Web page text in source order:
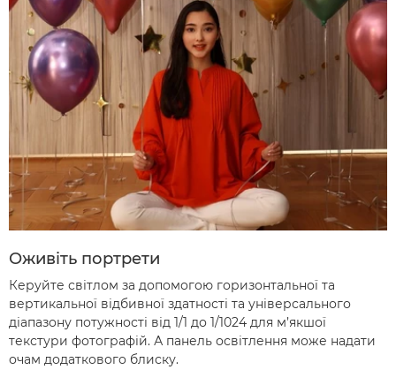
Оживіть портрети
Керуйте світлом за допомогою горизонтальної та
вертикальної відбивної здатності та універсального
діапазону потужності від 1/1 до 1/1024 для м’якшої
текстури фотографій. А панель освітлення може надати
очам додаткового блиску.